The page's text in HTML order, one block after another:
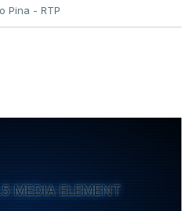
Pina - RTP
MEDIA ELEMENT